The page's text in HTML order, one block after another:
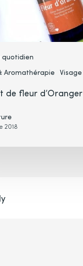
quotidien
Aromathérapie Visage
de fleur d’Oranger
2018